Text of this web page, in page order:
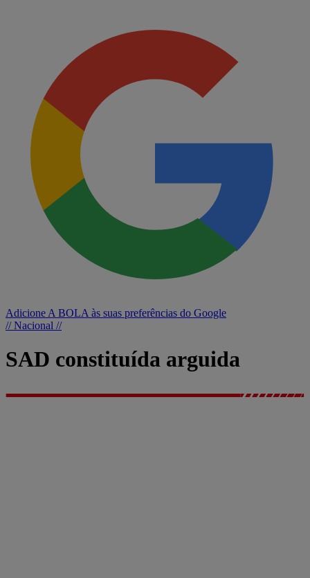
Adicione A BOLA às suas preferências do Google
// Nacional //
SAD constituída arguida